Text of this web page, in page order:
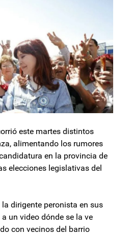
este martes distintos
alimentando los rumores
en la provincia de
elecciones legislativas del
la dirigente peronista en sus
un video dónde se la ve
con vecinos del barrio